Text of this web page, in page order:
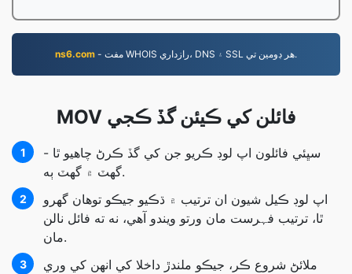
ns6.com - مفت WHOIS رازداري، DNS ۽ SSL هر ڊومين تي.
MOV فائلن کي ڪيئن گڏ ڪجي
1
سڀئي فائلون اپ لوڊ ڪريو جن کي گڏ ڪرڻ چاهيو ٿا -
گهٽ ۾ گهٽ ٻه.
2
اپ لوڊ ڪيل شيون ان ترتيب ۾ ڌڪيو جيڪو توھان گھرو
ٿا، ترتيب فہرست مان ورتو ويندو آھي، نه ته فائل نالن
مان.
3
ملائڻ شروع ڪر، جيڪو ملندڙ داخلا کي انھن کي وري